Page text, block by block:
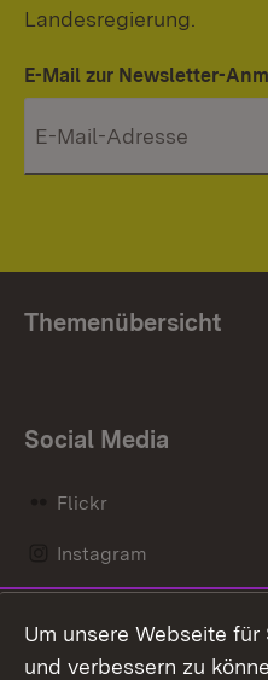
Landesregierung.
E-Mail zur Newsletter-
Themenübersicht
Social Media
Flickr
Instagram
Mastodon
Um unsere Webseite
und verbessern zu